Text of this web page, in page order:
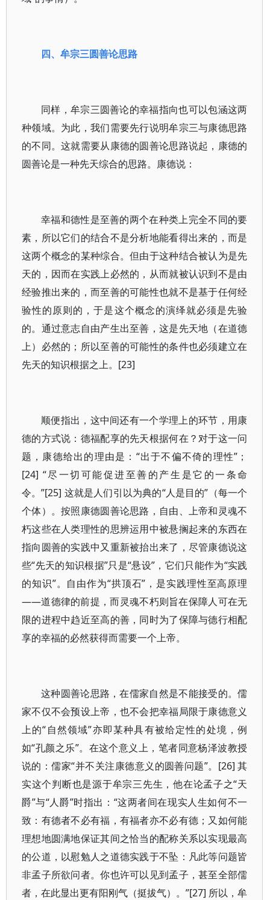
四、牟宗三圆善论思路
同样，牟宗三圆善论的幸福指向也可以包涵这两
种领域。为此，我们需要先行说明牟宗三与康德思路
的不同。这就需要从康德的圆善论思路说起，康德的
圆善论是一种先天综合的思路。康德说：
幸福和德性是至善的两个在种类上完全不同的要
素，所以它们的结合不是分析地能看得出来的，而是
这两个概念的某种综合。但由于这种结合被认为是先
天的，因而在实践上必然的，从而就被认识到不是由
经验推出来的，而至善的可能性也就不是基于任何经
验性的原则的，于是这个概念的演绎就必须是先验
的。通过意志自由产生出至善，这是先天地（在道德
上）必然的；所以至善的可能性的条件也必须建立在
先天的知识根据之上。[23]
顺便指出，这中间还有一个学理上的环节，用康
德的方式说：德福配享的先天根据何在？对于这一问
题，康德给出的理由是：“出于不偏不倚的理性”；
[24] “尽一切可能促进至善的产生是它的一条命
令。”[25] 这就是人们引以为典的“人是目的”（每一个
个体）。按照康德圆善论思路，自由、上帝和灵魂不
朽这些在人类理性的思辨运用中被悬搁起来的东西在
指向圆善的实践中又重新被抬出来了，尽管康德说这
些“先天的知识根据”只是“悬设”，它们只能作为“实践
的知识”。自由作为“拱顶石”，是实践理性至高原理
——道德律的前提，而灵魂不朽则旨在保障人可在无
限的进程中趋近至高的善，同时为了保障与德行相配
享的幸福的必然获得而需要一个上帝。
这种圆善论思路，在儒家自然是不能接受的。儒
家不仅不会预设上帝，也不会把幸福局限于康德意义
上的“自然领域”亦即某种具有被给定性的处境，例
如“孔颜之乐”。在这个意义上，笔者同意杨泽波教授
说的：儒家“并不关注康德意义的圆善问题”。[26] 其
实这个判断也是源于牟宗三先生，他在论孟子之“天
爵”与“人爵”时指出：“这两者间在现实人生如何不一
致：有德者不必有福，有福者亦不必有德；又如何能
理想地圆满地保证其间之恰当的配称关系以实现最高
的公道，以慰勉人之道德实践于不坠：凡此等问题皆
非孟子所欲问者。你也许可以见到孟子，甚至全部儒
者，在此显出更有阳刚气（挺拔气）。”[27] 所以，牟